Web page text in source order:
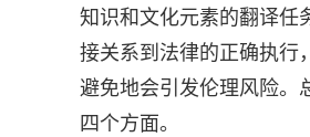
知识和文化元素的翻译任
接关系到法律的正确执行
避免地会引发伦理风险。
四个方面。